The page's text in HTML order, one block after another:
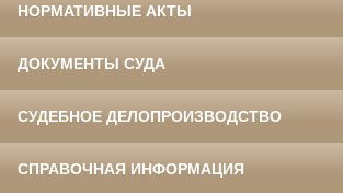
НОРМАТИВНЫЕ АКТЫ
ДОКУМЕНТЫ СУДА
СУДЕБНОЕ ДЕЛОПРОИЗВОДСТВО
СПРАВОЧНАЯ ИНФОРМАЦИЯ